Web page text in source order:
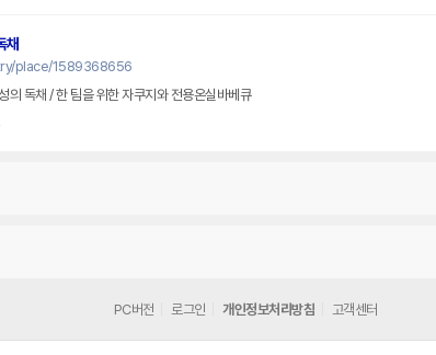
채
place/1589368656
의 독채 / 한 팀을 위한 자쿠지와 전용온실바베큐
PC버전 로그인 개인정보처리방침 고객센터